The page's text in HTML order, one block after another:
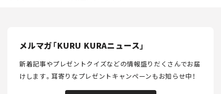
メルマガ「KURU KURAニュース」
新着記事やプレゼントクイズなどの情報盛りだくさんでお届
けします。耳寄りなプレゼントキャンペーンもお知らせ中！